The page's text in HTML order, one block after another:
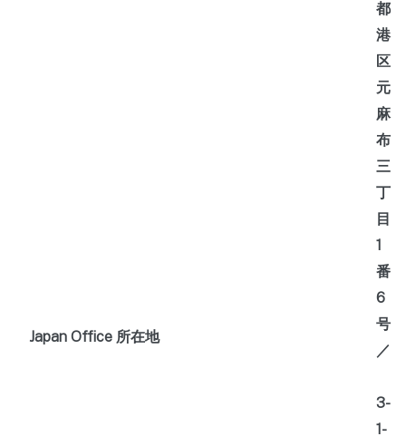
Japan Office 所在地
都
港
区
元
麻
布
三
丁
目
1
番
6
号
／
3-
1-